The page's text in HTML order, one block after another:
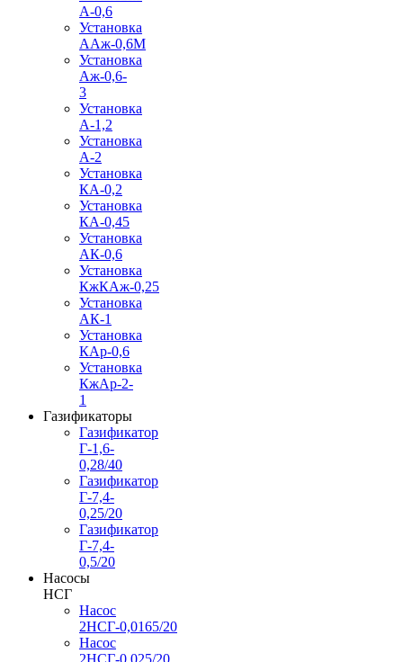
А-0,6
Установка
ААж-0,6М
Установка
Аж-0,6-
3
Установка
А-1,2
Установка
А-2
Установка
КА-0,2
Установка
КА-0,45
Установка
АК-0,6
Установка
КжКАж-0,25
Установка
АК-1
Установка
КАр-0,6
Установка
КжАр-2-
1
Газификаторы
Газификатор
Г-1,6-
0,28/40
Газификатор
Г-7,4-
0,25/20
Газификатор
Г-7,4-
0,5/20
Насосы
НСГ
Насос
2НСГ-0,0165/20
Насос
2НСГ-0,025/20